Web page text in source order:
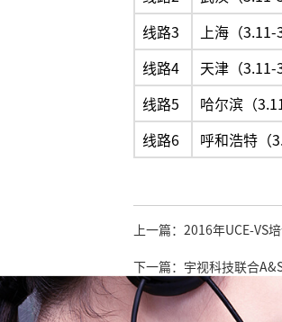
线路3
上海（
线路4
天津（
线路5
哈尔滨（
线路6
呼和浩特（
上一篇：2016年UCE-VS
下一篇：宇视科技联合